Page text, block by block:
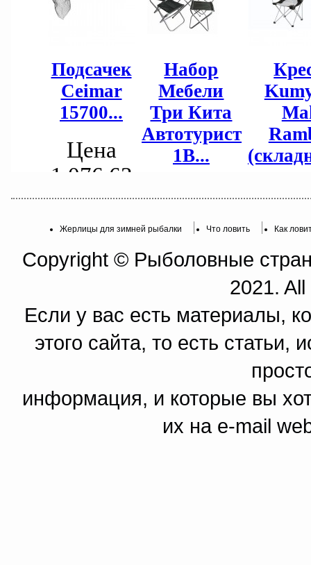
Жерлицы для зимней рыбалки Что ловить Как
Copyright © Рыболовные
2021.
Если у вас есть материалы,
этого сайта, то есть
информация, и которые вы
их на e-mail